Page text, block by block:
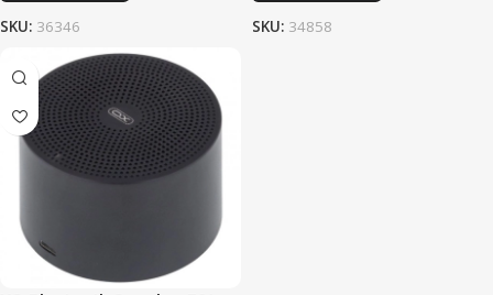
SKU: 36346 SKU: 34858